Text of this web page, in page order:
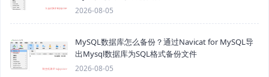
2026-08-05
MySQL数据库怎么备份？通过Navicat for MySQL导
出Mysql数据库为SQL格式备份文件
2026-08-05